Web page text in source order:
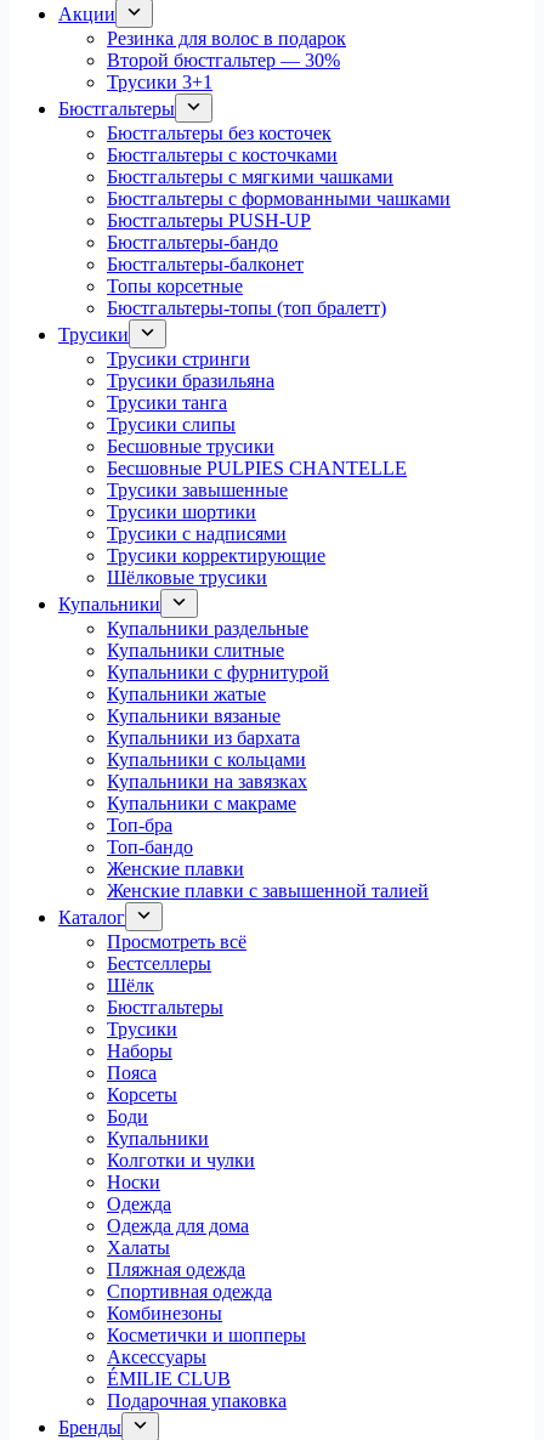
Акции
Резинка для волос в подарок
Второй бюстгальтер — 30%
Трусики 3+1
Бюстгальтеры
Бюстгальтеры без косточек
Бюстгальтеры с косточками
Бюстгальтеры с мягкими чашками
Бюстгальтеры с формованными чашками
Бюстгальтеры PUSH-UP
Бюстгальтеры-бандо
Бюстгальтеры-балконет
Топы корсетные
Бюстгальтеры-топы (топ бралетт)
Трусики
Трусики стринги
Трусики бразильяна
Трусики танга
Трусики слипы
Бесшовные трусики
Бесшовные PULPIES CHANTELLE
Трусики завышенные
Трусики шортики
Трусики с надписями
Трусики корректирующие
Шёлковые трусики
Купальники
Купальники раздельные
Купальники слитные
Купальники с фурнитурой
Купальники жатые
Купальники вязаные
Купальники из бархата
Купальники с кольцами
Купальники на завязках
Купальники с макраме
Топ-бра
Топ-бандо
Женские плавки
Женские плавки с завышенной талией
Каталог
Просмотреть всё
Бестселлеры
Шёлк
Бюстгальтеры
Трусики
Наборы
Пояса
Корсеты
Боди
Купальники
Колготки и чулки
Носки
Одежда
Одежда для дома
Халаты
Пляжная одежда
Спортивная одежда
Комбинезоны
Косметички и шопперы
Аксессуары
ÉMILIE CLUB
Подарочная упаковка
Бренды